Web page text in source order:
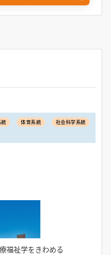
統 体育系統
社会科学系統
福祉学をきわめる